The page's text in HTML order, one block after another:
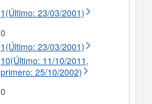
1(Último: 23/03/2001)
0
1(Último: 23/03/2001)
10(Último: 11/10/2011,
primero: 25/10/2002)
0